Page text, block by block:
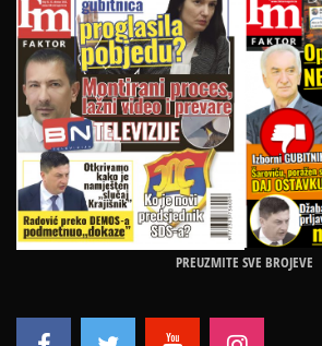
PREUZMITE SVE BROJEVE